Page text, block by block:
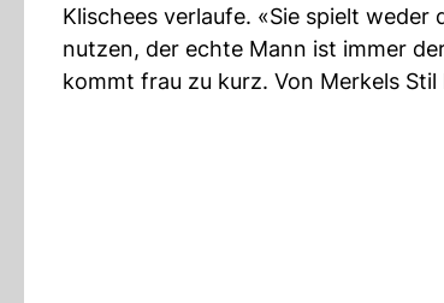
Klischees verlaufe. «Sie spielt
nutzen, der echte Mann ist immer
kommt frau zu kurz. Von Merkels